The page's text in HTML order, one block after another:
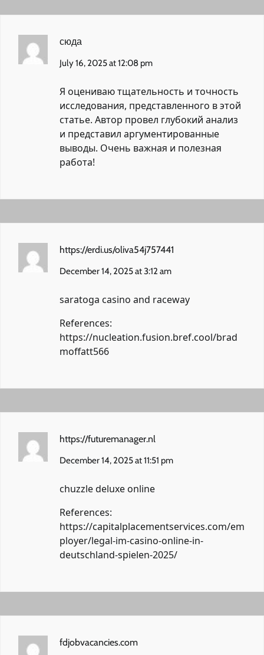
сюда
July 16, 2025 at 12:08 pm
Я оцениваю тщательность и точность
исследования, представленного в этой
статье. Автор провел глубокий анализ
и представил аргументированные
выводы. Очень важная и полезная
работа!
https://erdi.us/oliva54j757441
December 14, 2025 at 3:12 am
saratoga casino and raceway
References:
https://nucleation.fusion.bref.cool/brad
moffatt566
https://futuremanager.nl
December 14, 2025 at 11:51 pm
chuzzle deluxe online
References:
https://capitalplacementservices.com/em
ployer/legal-im-casino-online-in-
deutschland-spielen-2025/
fdjobvacancies.com